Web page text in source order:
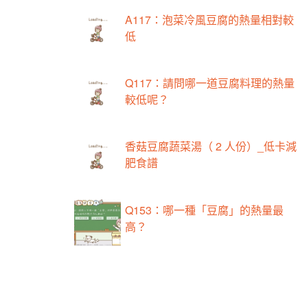
A117：泡菜冷風豆腐的熱量相對較
低
Q117：請問哪一道豆腐料理的熱量
較低呢？
香菇豆腐蔬菜湯（ 2 人份）_低卡減
肥食譜
Q153：哪一種「豆腐」的熱量最
高？